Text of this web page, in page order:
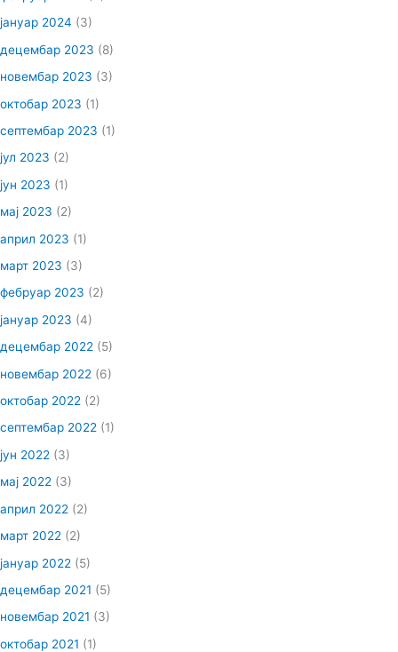
јануар 2024 (3)
децембар 2023 (8)
новембар 2023 (3)
октобар 2023 (1)
септембар 2023 (1)
јул 2023 (2)
јун 2023 (1)
мај 2023 (2)
април 2023 (1)
март 2023 (3)
фебруар 2023 (2)
јануар 2023 (4)
децембар 2022 (5)
новембар 2022 (6)
октобар 2022 (2)
септембар 2022 (1)
јун 2022 (3)
мај 2022 (3)
април 2022 (2)
март 2022 (2)
јануар 2022 (5)
децембар 2021 (5)
новембар 2021 (3)
октобар 2021 (1)